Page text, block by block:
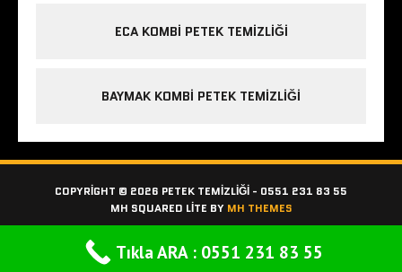
ECA KOMBI PETEK TEMIZLIĞI
BAYMAK KOMBI PETEK TEMIZLIĞI
COPYRIGHT © 2026 PETEK TEMIZLIĞI - 0551 231 83 55
MH SQUARED LITE BY MH THEMES
Bilgi için TIKLA ARA
Tıkla ARA : 0551 231 83 55